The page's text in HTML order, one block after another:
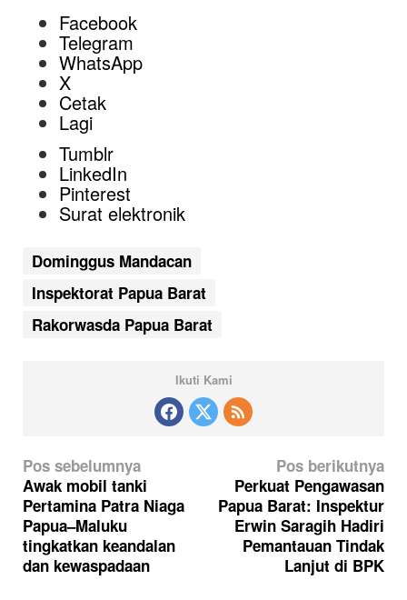
Facebook
Telegram
WhatsApp
X
Cetak
Lagi
Tumblr
LinkedIn
Pinterest
Surat elektronik
Dominggus Mandacan
Inspektorat Papua Barat
Rakorwasda Papua Barat
Ikuti Kami
N
a
v
i
g
Pos sebelumnya
Awak mobil tanki
Pertamina Patra Niaga
Papua–Maluku
tingkatkan keandalan
dan kewaspadaan
Pos berikutnya
Perkuat Pengawasan
Papua Barat: Inspektur
Erwin Saragih Hadiri
Pemantauan Tindak
Lanjut di BPK